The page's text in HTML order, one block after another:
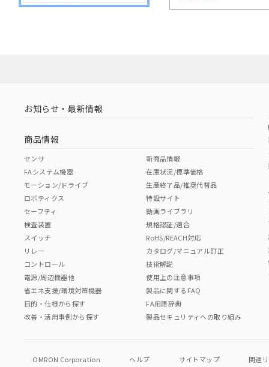
お知らせ・最新情報
商品情報
センサ
FAシステム機器
モーション/ドライブ
ロボティクス
セーフティ
検査装置
スイッチ
リレー
コントロール
電源/周辺機器他
省エネ支援/環境対策機器
目的・仕様から探す
改善・活用事例から探す
新商品情報
在庫状況/標準価格
生産終了品/推奨代替品
特設サイト
動画ライブラリ
規格認証/適合
RoHS/REACH対応
カタログ/マニュアル訂正
技術解説
使用上の注意事項
製品に関するFAQ
FA用語辞典
製品セキュリティへの取り組み
OMRON Corporation ヘルプ サイトマップ 関連